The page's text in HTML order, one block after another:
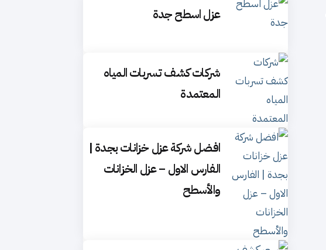
عزل اسطح جدة
شركات كشف تسربات المياه
المعتمدة
افضل شركة عزل خزانات بجدة |
الفارس الاول – عزل الخزانات
والأسطح